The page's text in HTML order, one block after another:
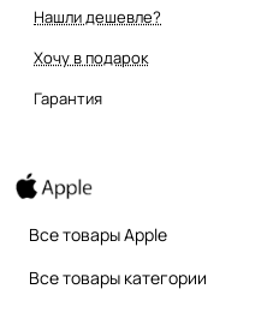
Нашли дешевле?
Хочу в подарок
Гарантия
Все товары Apple
Все товары категории